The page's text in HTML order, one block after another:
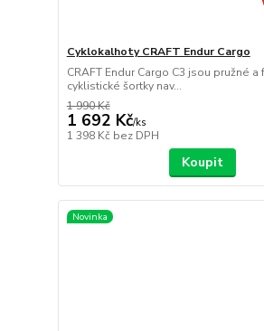
Cyklokalhoty CRAFT Endur Cargo
CRAFT Endur Cargo C3 jsou pružné a
cyklistické šortky nav...
1 990 Kč
1 692 Kč/ks
1 398 Kč bez DPH
Koupit
Novinka